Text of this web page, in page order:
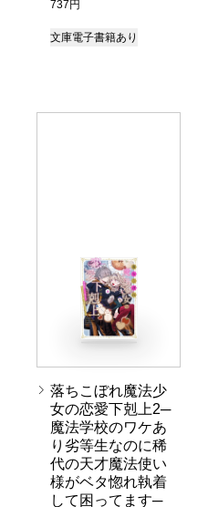
737円
文庫電子書籍あり
落ちこぼれ魔法少
女の恋愛下剋上2─
魔法学校のワケあ
り劣等生なのに稀
代の天才魔法使い
様がベタ惚れ執着
して困ってます─